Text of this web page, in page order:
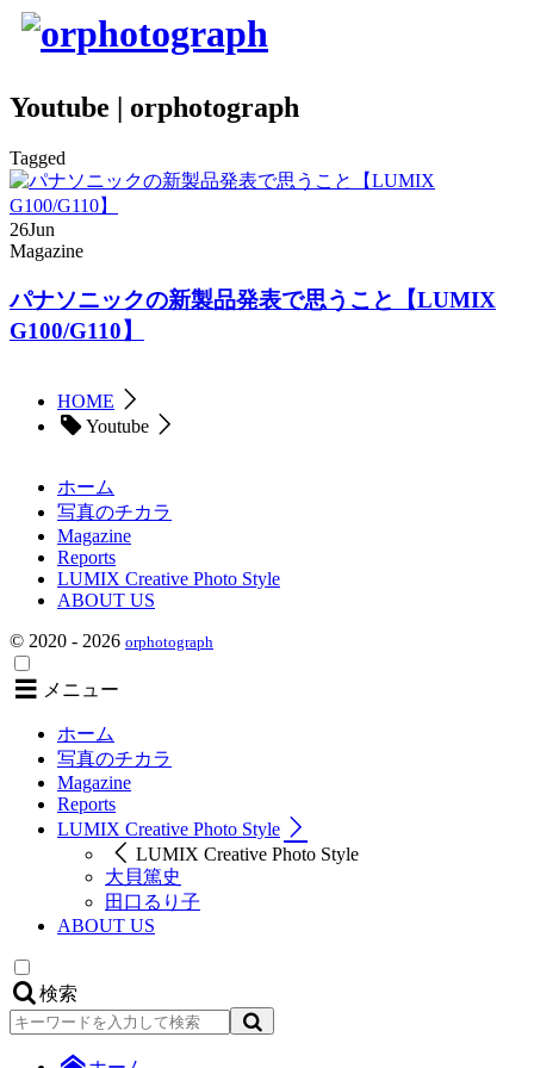
Youtube | orphotograph
Tagged
26Jun
Magazine
パナソニックの新製品発表で思うこと【LUMIX
G100/G110】
HOME
Youtube
ホーム
写真のチカラ
Magazine
Reports
LUMIX Creative Photo Style
ABOUT US
© 2020 - 2026 orphotograph
メニュー
ホーム
写真のチカラ
Magazine
Reports
LUMIX Creative Photo Style
LUMIX Creative Photo Style
大貝篤史
田口るり子
ABOUT US
検索
検